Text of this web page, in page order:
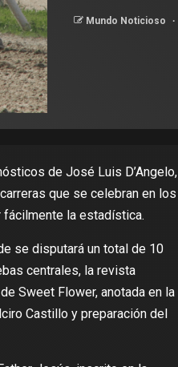
Mundo Noticioso
de José Luis D’Angelo,
que se celebran en los
la estadística.
se disputará un total de 10
centrales, la revista
Sweet Flower, anotada en la
Castillo y preparación del